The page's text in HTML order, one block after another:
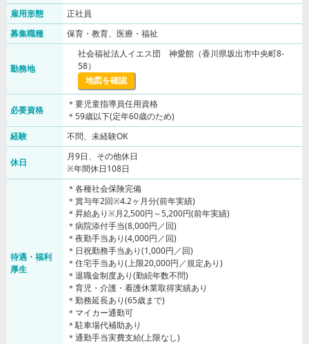
雇用形態
正社員
募集職種
保育・教育、医療・福祉
勤務地
社会福祉法人イエス団 神愛館（香川県坂出市中央町8-
58）
地図を確認
必要資格
＊要児童指導員任用資格
＊59歳以下(定年60歳のため)
経験
不問、未経験OK
休日
月9日、その他休日
※年間休日108日
待遇・福利
厚生
＊各種社会保険完備
＊賞与年2回※4.2ヶ月分(前年実績)
＊昇給あり※月2,500円～5,200円(前年実績)
＊病院添付手当(8,000円／回)
＊夜勤手当あり(4,000円／回)
＊日祝勤務手当あり(1,000円／回)
＊住宅手当あり(上限20,000円／規定あり)
＊退職金制度あり(勤続年数不問)
＊育児・介護・看護休業取得実績あり
＊勤務延長あり(65歳まで)
＊マイカー通勤可
＊駐車場代補助あり
＊通勤手当実費支給(上限なし)